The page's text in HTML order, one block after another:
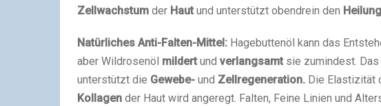
Zellwachstum der Haut und unterstützt obendrein den
Natürliches Anti-Falten-Mittel: Hagebuttenöl kann das
aber Wildrosenöl mildert und verlangsamt sie zumindest.
unterstützt die Gewebe- und Zellregeneration. Die Elastizität
Kollagen der Haut wird angeregt. Falten, Feine Linien und